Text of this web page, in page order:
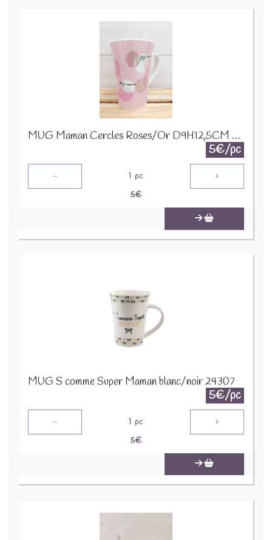
MUG Maman Cercles Roses/Or D9H12,5CM 24321
5€/pc
- 1 pc +
5€
MUG S comme Super Maman blanc/noir 24307
5€/pc
- 1 pc +
5€